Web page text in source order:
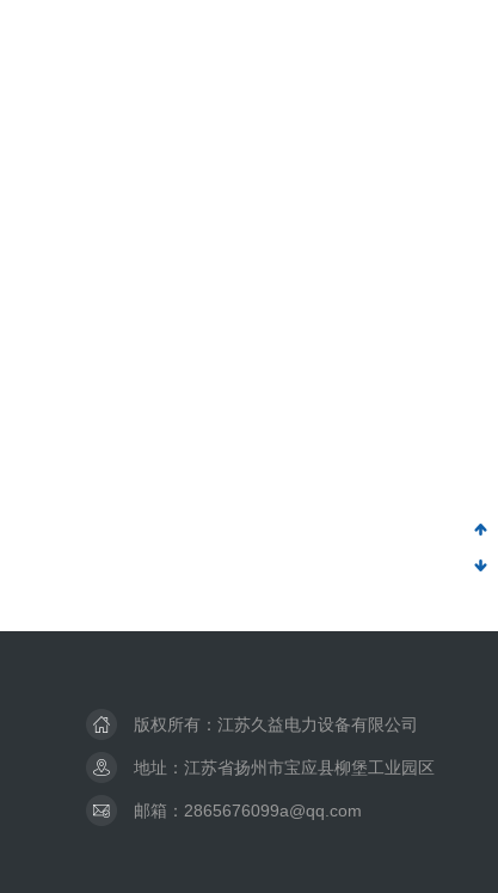
版权所有：江苏久益电力设备有限公司
地址：江苏省扬州市宝应县柳堡工业园区
邮箱：2865676099a@qq.com